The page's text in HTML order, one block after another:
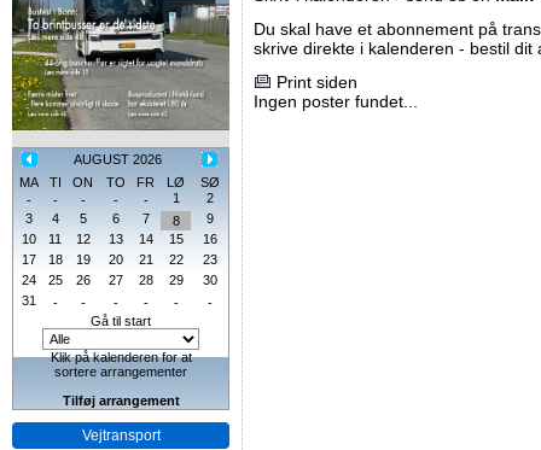
AUGUST 2026
MA
TI ON TO FR LØ
SØ
-
- - - - 1
2
3
4 5 6 7 8
9
10
11 12 13 14 15
16
17
18 19 20 21 22
23
24
25 26 27 28 29
30
31
- - - - -
-
Gå til start
Klik på kalenderen for at
sortere arrangementer
Tilføj arrangement
Vejtransport
Du skal have et abonnement på
skrive direkte i kalenderen - bestil dit
Print siden
Ingen poster fundet...